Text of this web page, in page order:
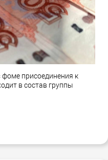
присоединения к
в состав группы